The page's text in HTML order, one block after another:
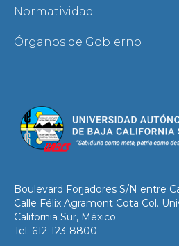
Normatividad
Órganos de Gobierno
Boulevard Forjadores S/N entre
Calle Félix Agramont Cota Col.
California Sur, México
Tel: 612-123-8800